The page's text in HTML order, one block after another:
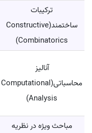
ترکیبات
ساختمند(Constructive
Combinatorics)
آنالیز
محاسباتی(Computational
Analysis)
مباحث ویژه در نظریه